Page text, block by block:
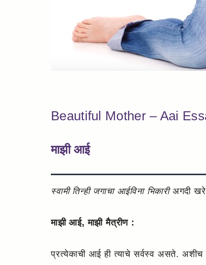
Beautiful Mother – Aai
माझी आई
स्वामी तिन्ही जगाचा आईविना भिकारीअगदी खरे
माझी आई, माझी मैत्रीण :
प्रत्येकाची आई ही त्याचे सर्वस्व असते.